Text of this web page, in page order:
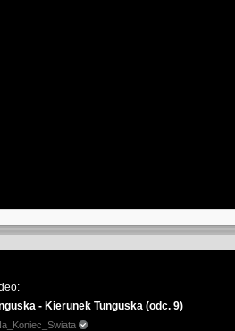
- Kierunek Tunguska (odc. 9)